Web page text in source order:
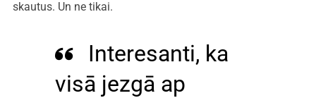
skautus. Un ne tikai.
Interesanti, ka
visā jezgā ap